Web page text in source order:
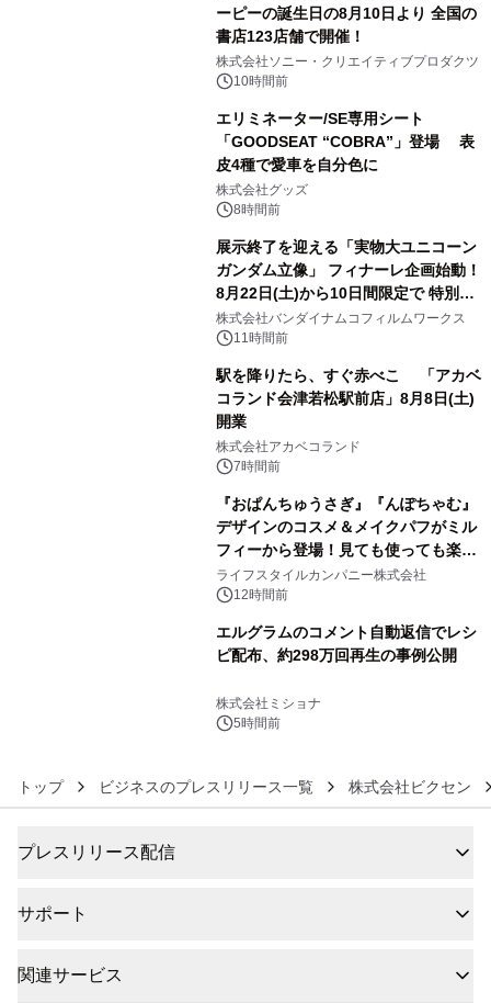
ーピーの誕生日の8月10日より 全国の
書店123店舗で開催！
株式会社ソニー・クリエイティブプロダクツ
10時間前
エリミネーター/SE専用シート
「GOODSEAT “COBRA”」登場 表
皮4種で愛車を自分色に
株式会社グッズ
8時間前
展示終了を迎える「実物大ユニコーン
ガンダム立像」 フィナーレ企画始動！
8月22日(土)から10日間限定で 特別映
像『UNICORN GUNDAM Statue ―
BEYOND POSSIBILITY ―』を上映！
株式会社バンダイナムコフィルムワークス
11時間前
駅を降りたら、すぐ赤べこ 「アカベ
コランド会津若松駅前店」8月8日(土)
開業
株式会社アカベコランド
7時間前
『おぱんちゅうさぎ』『んぽちゃむ』
デザインのコスメ＆メイクパフがミル
フィーから登場！見ても使っても楽し
い、ポップでキュートなコレクショ
ン。
ライフスタイルカンパニー株式会社
12時間前
エルグラムのコメント自動返信でレシ
ピ配布、約298万回再生の事例公開
株式会社ミショナ
5時間前
トップ ビジネスのプレスリリース一覧 株式会社ビクセン
プレスリリース配信
サポート
関連サービス